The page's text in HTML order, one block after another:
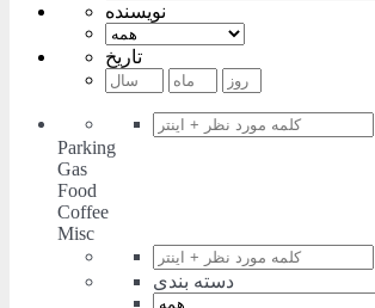
نویسنده
تاریخ
Parking
Gas
Food
Coffee
Misc
دسته بندی